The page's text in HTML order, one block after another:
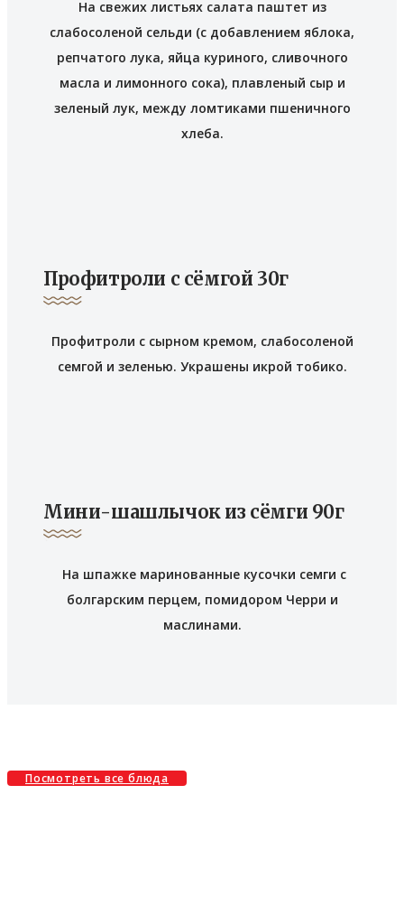
На свежих листьях салата паштет из
слабосоленой сельди (с добавлением яблока,
репчатого лука, яйца куриного, сливочного
масла и лимонного сока), плавленый сыр и
зеленый лук, между ломтиками пшеничного
хлеба.
Профитроли с сёмгой 30г
Профитроли с сырном кремом, слабосоленой
семгой и зеленью. Украшены икрой тобико.
Мини-шашлычок из сёмги 90г
На шпажке маринованные кусочки семги с
болгарским перцем, помидором Черри и
маслинами.
Посмотреть все блюда